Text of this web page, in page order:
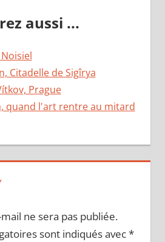
aussi ...
Citadelle de Sigîrya
Prague
quand l'art rentre au mitard
ne sera pas publiée.
sont indiqués avec*